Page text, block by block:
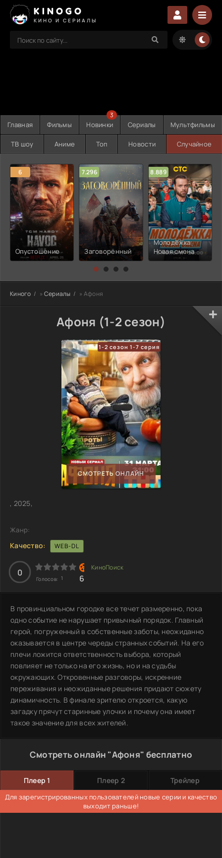
KINOGO
КИНО И СЕРИАЛЫ
Главная Фильмы Новинки
3
Сериалы Мультфильмы
ТВ шоу Аниме Топ Новости Случайное
6
Опустошение
7.296
Заговорённый
8.889
Молодёжка:
Новая смена
Киного » Сериалы » Афоня
Афоня (1-2 сезон)
1-2 сезон 1-7 серия
СМОТРЕТЬ ОНЛАЙН
, 2025,
Жанр:
Качество: WEB-DL
0
Голосов: 1 6
В провинциальном городке все течет размеренно, пока
одно событие не нарушает привычный порядок. Главный
герой, погруженный в собственные заботы, неожиданно
оказывается в центре череды странных событий. На его
плечи ложится ответственность выбора, который
повлияет не только на его жизнь, но и на судьбы
окружающих. Откровенные разговоры, искренние
переживания и неожиданные решения придают сюжету
динамичность. В финале зрителю откроется, какую
загадку прячут старинные улочки и почему она имеет
такое значение для всех жителей.
Смотреть онлайн "Афоня" бесплатно
Плеер 1 Плеер 2 Трейлер
Для зарегистрированных пользователей новые серии и качество
выходит раньше!